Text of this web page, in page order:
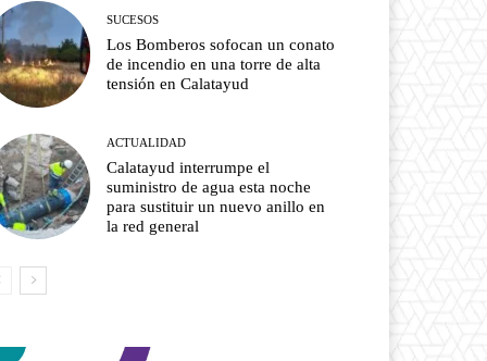
SUCESOS
Los Bomberos sofocan un conato
de incendio en una torre de alta
tensión en Calatayud
ACTUALIDAD
Calatayud interrumpe el
suministro de agua esta noche
para sustituir un nuevo anillo en
la red general